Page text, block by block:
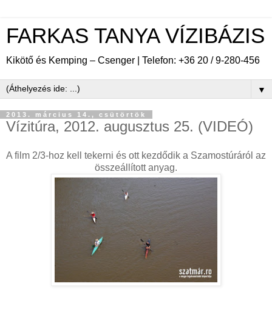
FARKAS TANYA VÍZIBÁZIS
Kikötő és Kemping – Csenger | Telefon: +36 20 / 9-280-456
▼
2013. március 14., csütörtök
Vízitúra, 2012. augusztus 25. (VIDEÓ)
A film 2/3-hoz kell tekerni és ott kezdődik a Szamostúráról az
összeállított anyag.